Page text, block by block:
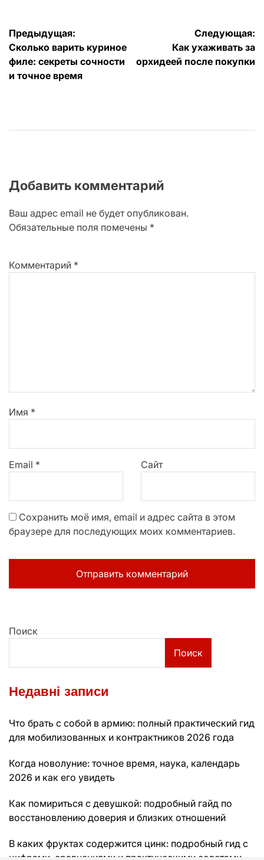
Навигация
по
записям
Предыдущая:
Сколько варить куриное
филе: секреты сочности
и точное время
Следующая:
Как ухаживать за
орхидеей после покупки
Добавить комментарий
Ваш адрес email не будет опубликован.
Обязательные поля помечены *
Комментарий *
Имя *
Email * Сайт
Сохранить моё имя, email и адрес сайта в этом
браузере для последующих моих комментариев.
Поиск
Поиск
Недавні записи
Что брать с собой в армию: полный практический гид
для мобилизованных и контрактников 2026 года
Когда новолуние: точное время, наука, календарь
2026 и как его увидеть
Как помириться с девушкой: подробный гайд по
восстановлению доверия и близких отношений
В каких фруктах содержится цинк: подробный гид с
цифрами, сравнениями и практическими советами